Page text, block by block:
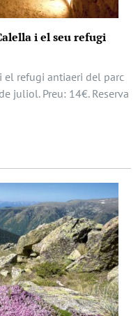
i el seu refugi
el refugi antiaeri del parc
juliol. Preu: 14€. Reserva